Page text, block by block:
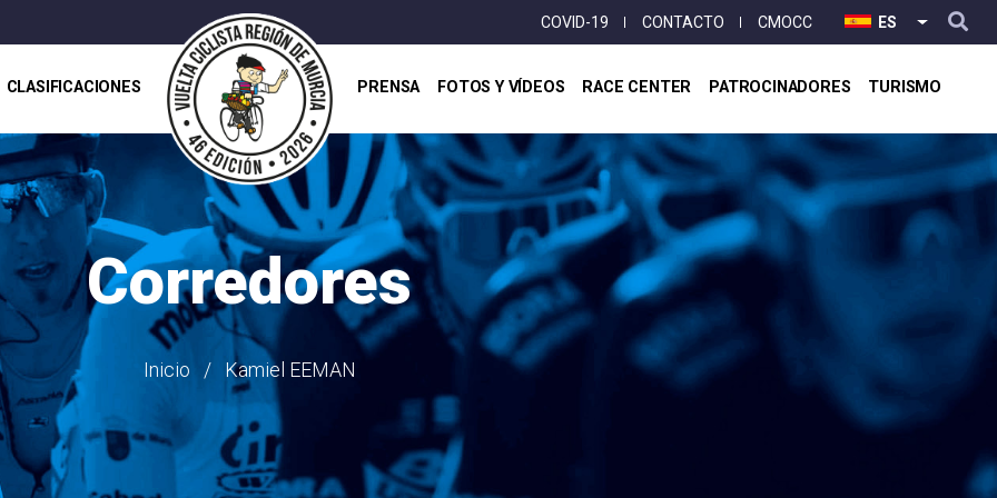
ES LISTA
User
account
COVID-19 CONTACTO CMOCC
CLASIFICACIONES PRENSA FOTOS Y VÍDEOS RACE CENTER PATROCINADORES TURISMO
Corredores
Inicio Kamiel EEMAN